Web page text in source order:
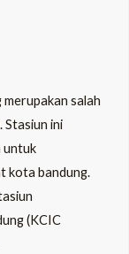
salah
Stasiun ini
untuk
kota bandung.
(KCIC